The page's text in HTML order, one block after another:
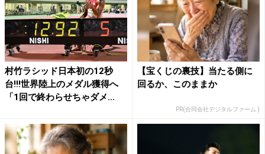
村竹ラシッド日本初の12秒
台!!!世界陸上のメダル獲得へ
「1回で終わらせちゃダメ...
【宝くじの裏技】当たる側に
回るか、このままか
PR(合同会社デジタルファーム )